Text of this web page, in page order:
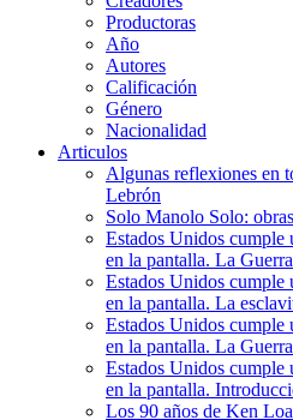
Productoras
Año
Autores
Calificación
Género
Nacionalidad
Articulos
Algunas reflexiones en
Lebrón
Solo Manolo Solo:
Estados Unidos
en la pantalla. La
Estados Unidos
en la pantalla. La
Estados Unidos
en la pantalla. La
Estados Unidos
en la pantalla.
Los 90 años de Ken